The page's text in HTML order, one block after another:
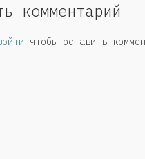
комментарий
чтобы оставить